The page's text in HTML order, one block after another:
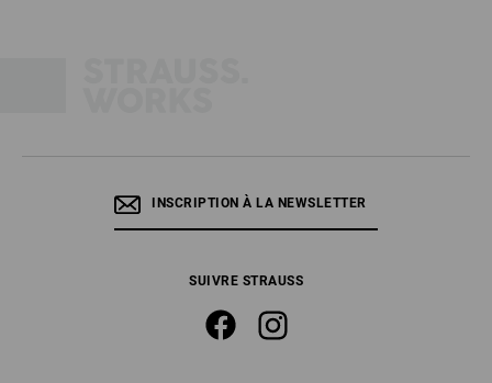
INSCRIPTION À LA NEWSLETTER
SUIVRE STRAUSS